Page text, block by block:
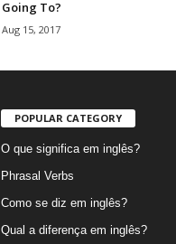
Going To?
Aug 15, 2017
POPULAR CATEGORY
O que significa em inglês?
Phrasal Verbs
Como se diz em inglês?
Qual a diferença em inglês?